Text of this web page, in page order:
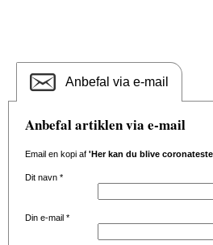
Anbefal via e-mail
Anbefal artiklen via e-mail
Email en kopi af 'Her kan du blive
Dit navn *
Din e-mail *